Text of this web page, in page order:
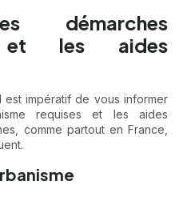
démarches
et les aides
impératif de vous informer
requises et les aides
comme partout en France,